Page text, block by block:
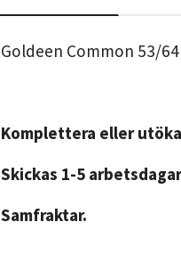
Goldeen Common 53/
Komplettera eller
Skickas 1-5
Samfraktar.